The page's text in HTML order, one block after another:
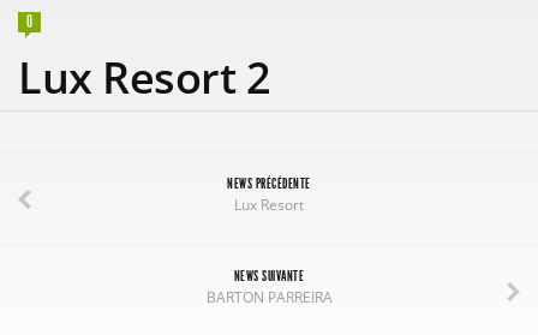
0
Lux Resort 2
NEWS PRÉCÉDENTE
Lux Resort
NEWS SUIVANTE
BARTON PARREIRA